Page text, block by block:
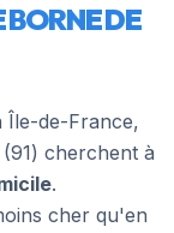
DE
Île-de-France,
(91) cherchent à
.
cher qu'en